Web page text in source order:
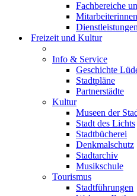
Fachbereiche
Freizeit und Kultur
Info & Service
Geschichte
Stadtpläne
Partnerstädte
Kultur
Museen der
Stadt des Lichts
Stadtbücherei
Denkmalschutz
Stadtarchiv
Musikschule
Tourismus
Stadtführungen